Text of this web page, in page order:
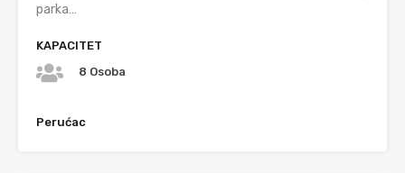
parka…
KAPACITET
8 Osoba
Perućac